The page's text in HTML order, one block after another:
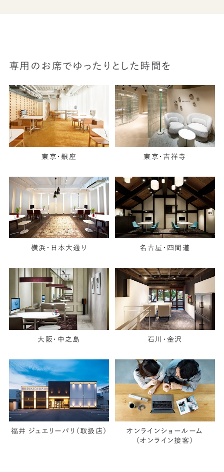
専用のお席でゆったりとした時間を
東京・銀座 東京・吉祥寺
横浜・日本大通り 名古屋・四間道
大阪・中之島 石川・金沢
福井 ジュエリーパリ（取扱店）
オンラインショールーム
（オンライン接客）